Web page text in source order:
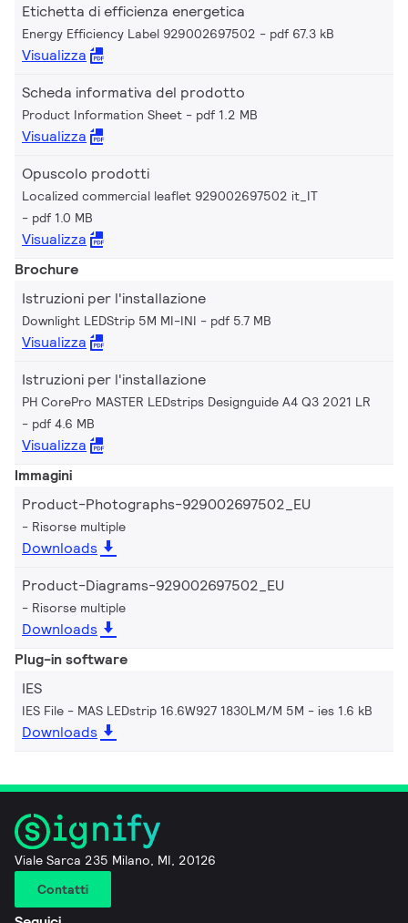
Etichetta di efficienza energetica
Energy Efficiency Label 929002697502 pdf 67.3 kB
Visualizza
Scheda informativa del prodotto
Product Information Sheet pdf 1.2 MB
Visualizza
Opuscolo prodotti
Localized commercial leaflet 929002697502 it_IT
pdf 1.0 MB
Visualizza
Brochure
Istruzioni per l'installazione
Downlight LEDStrip 5M MI-INI pdf 5.7 MB
Visualizza
Istruzioni per l'installazione
PH CorePro MASTER LEDstrips Designguide A4 Q3 2021 LR
pdf 4.6 MB
Visualizza
Immagini
Product-Photographs-929002697502_EU
Risorse multiple
Downloads
Product-Diagrams-929002697502_EU
Risorse multiple
Downloads
Plug-in software
IES
IES File - MAS LEDstrip 16.6W927 1830LM/M 5M ies 1.6 kB
Downloads
Viale Sarca 235 Milano, MI, 20126
Contatti